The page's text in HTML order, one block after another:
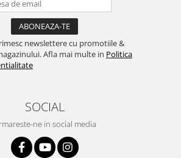
newslettere cu promotiile &
Afla mai multe in Politica
SOCIAL
ne in social media